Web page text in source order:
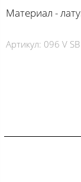
Материал -
Артикул: 096 V SB